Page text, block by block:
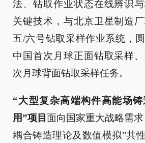
法、钻取作业状态在线辨识
关键技术，与北京卫星制造
五/六号钻取采样作业系统，
中国首次月球正面钻取采样
次月球背面钻取采样任务。
“大型复杂高端构件高能场
用”项目 面向国家重大战略需
耦合铸造理论及数值模拟”共